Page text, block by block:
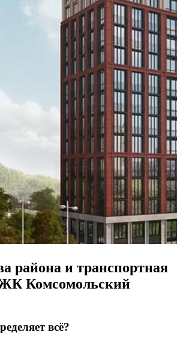
района и транспортная
ЖК Комсомольский
всё?